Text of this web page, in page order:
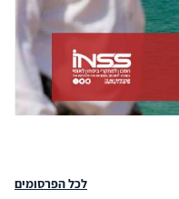
לכל הפרסומים